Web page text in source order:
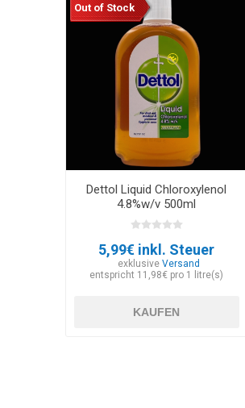
Out of Stock
Dettol Liquid Chloroxylenol
4.8%w/v 500ml
5,99€ inkl. Steuer
exklusive Versand
entspricht 11,98€ pro 1 litre(s)
KAUFEN